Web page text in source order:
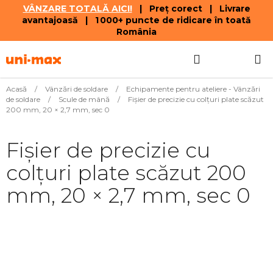
VÂNZARE TOTALĂ AICI!| Preț corect | Livrare
avantajoasă | 1 000+ puncte de ridicare în toată
România
la
DE
Acasă / Vânzări de soldare /
Echipamente pentru ateliere - Vânzări
de soldare
/ Scule de mână /
Fișier de precizie cu colțuri plate scăzut
200 mm, 20 × 2,7 mm, sec 0
Fișier de precizie cu
colțuri plate scăzut 200
mm, 20 × 2,7 mm, sec 0